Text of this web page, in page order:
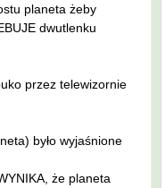
planeta żeby
dwutlenku
przez telewizornie
było wyjaśnione
że planeta